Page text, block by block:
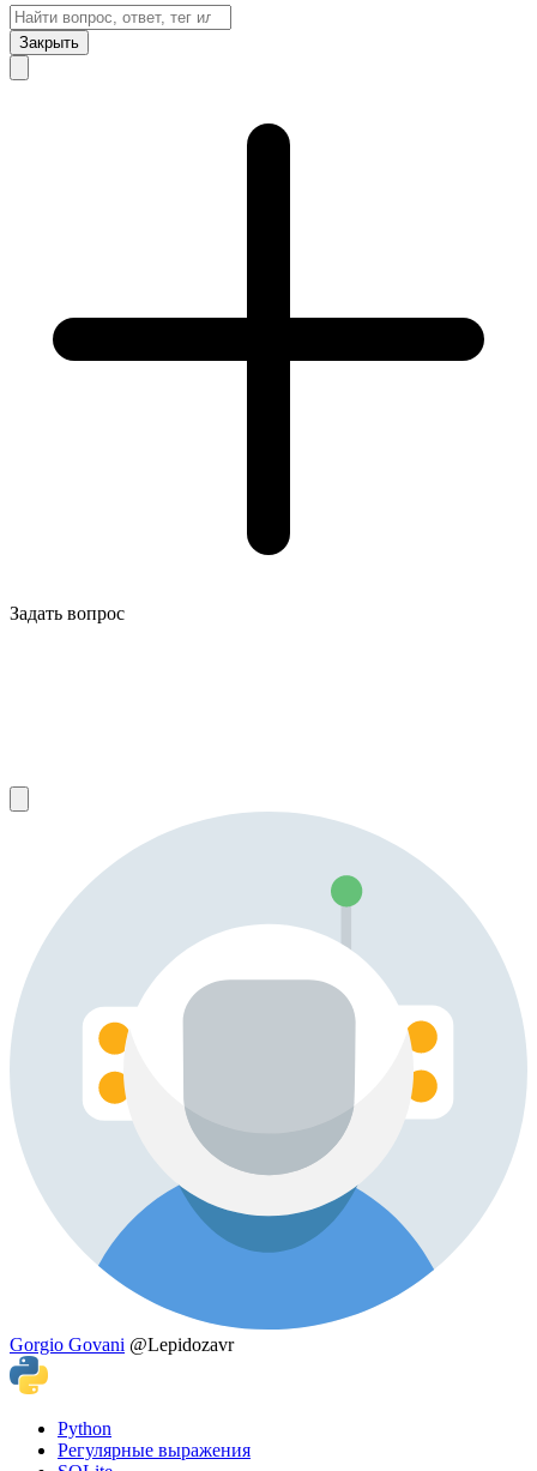
Закрыть
Задать вопрос
Gorgio Govani @Lepidozavr
Python
Регулярные выражения